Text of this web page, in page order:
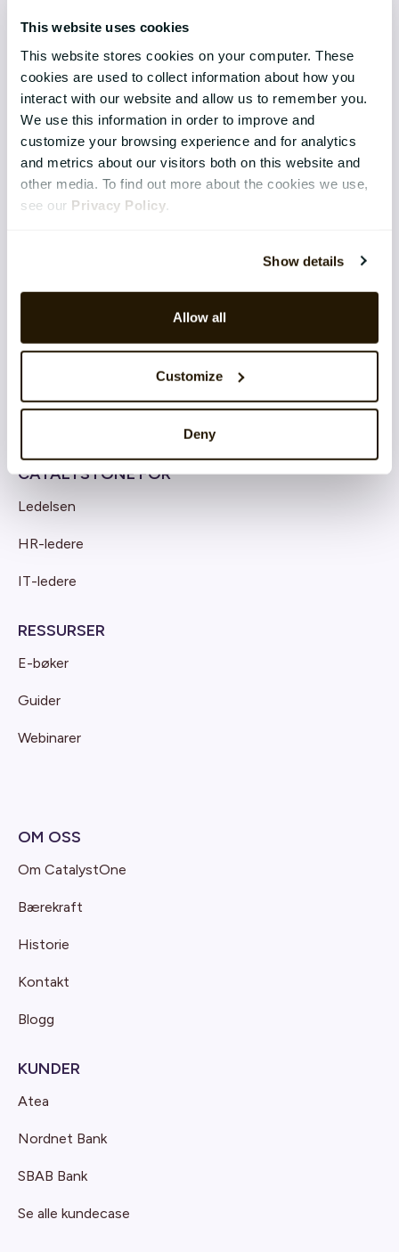
This website uses cookies
This website stores cookies on your computer. These
cookies are used to collect information about how you
interact with our website and allow us to remember you.
We use this information in order to improve and
customize your browsing experience and for analytics
and metrics about our visitors both on this website and
other media. To find out more about the cookies we use,
see our Privacy Policy
Show details
Allow all
Customize
Deny
Employee Engagement
TEKNOLOGI & TJENESTER
Implementering
Support
Application Management Services
Software as a Service (SaaS)
Skybaserte tjenester og arkitektur
Produktutvikling og innovasjon
CATALYSTONE FOR
Ledelsen
HR-ledere
IT-ledere
RESSURSER
E-bøker
Guider
Webinarer
OM OSS
Om CatalystOne
Bærekraft
Historie
Kontakt
Blogg
KUNDER
Atea
Nordnet Bank
SBAB Bank
Se alle kundecase